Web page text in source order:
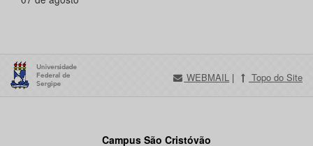
WEBMAIL | Topo do Site
Campus São Cristóvão